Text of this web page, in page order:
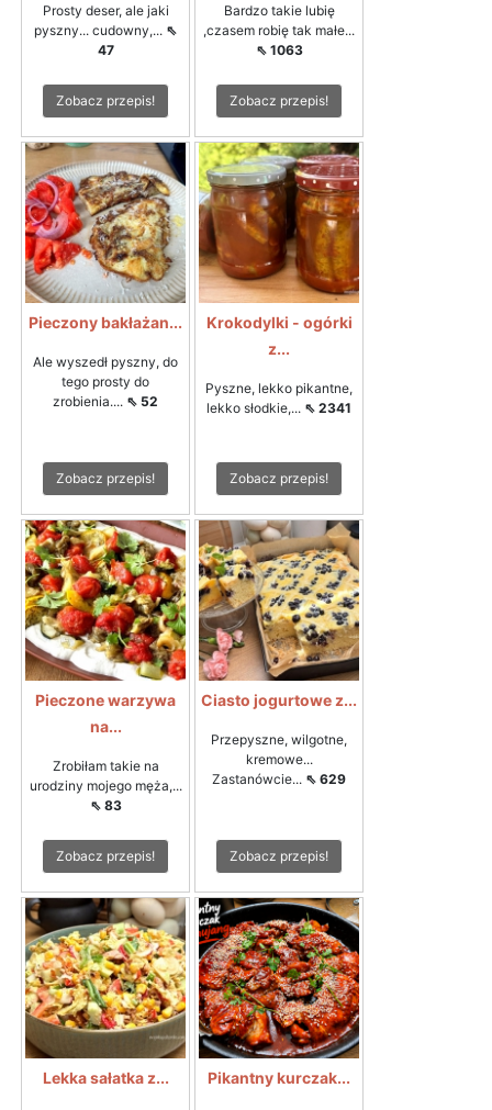
Prosty deser, ale jaki
pyszny... cudowny,... ⇖
47
Zobacz przepis!
Bardzo takie lubię
,czasem robię tak małe...
⇖ 1063
Zobacz przepis!
Pieczony bakłażan...
Ale wyszedł pyszny, do
tego prosty do
zrobienia.... ⇖ 52
Zobacz przepis!
Krokodylki - ogórki
z...
Pyszne, lekko pikantne,
lekko słodkie,... ⇖ 2341
Zobacz przepis!
Pieczone warzywa
na...
Zrobiłam takie na
urodziny mojego męża,...
⇖ 83
Zobacz przepis!
Ciasto jogurtowe z...
Przepyszne, wilgotne,
kremowe...
Zastanówcie... ⇖ 629
Zobacz przepis!
Lekka sałatka z... Pikantny kurczak...